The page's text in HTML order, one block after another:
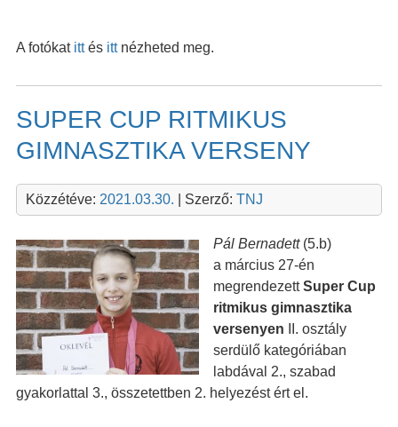
A fotókat ittés ittnézheted meg.
SUPER CUP RITMIKUS
GIMNASZTIKA VERSENY
Közzétéve: 2021.03.30. | Szerző: TNJ
Pál Bernadett(5.b)
a március 27-én
megrendezettSuper Cup
ritmikus gimnasztika
versenyen II. osztály
serdülő kategóriában
labdával 2., szabad
gyakorlattal 3., összetettben 2. helyezést ért el.